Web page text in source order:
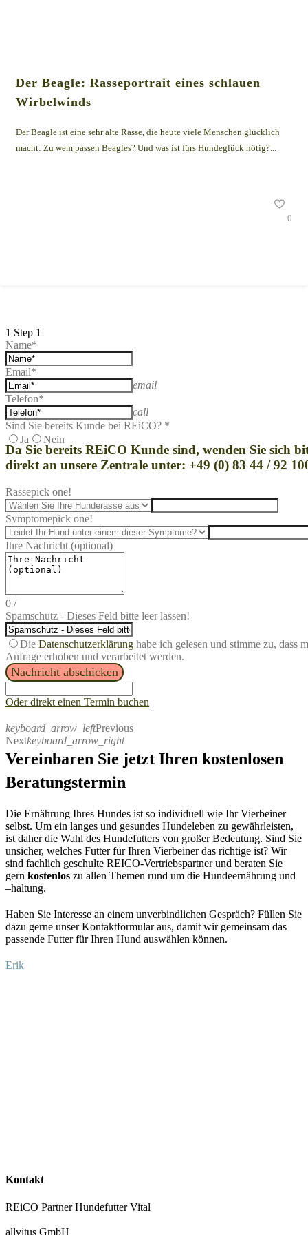
Der Beagle: Rasseportrait eines schlauen
Wirbelwinds
Der Beagle ist eine sehr alte Rasse, die heute viele Menschen glücklich
macht: Zu wem passen Beagles? Und was ist fürs Hundeglück nötig?...
0
1 Step 1
Name*
Email*
email
Telefon*
call
Sind Sie bereits Kunde bei REiCO? *
Ja
Nein
Da Sie bereits REiCO Kunde sind, wenden Sie sich
direkt an unsere Zentrale unter: +49 (0) 83 44 / 92
Rassepick one!
Symptomepick one!
Ihre Nachricht (optional)
0 /
Spamschutz - Dieses Feld bitte leer lassen!
Die Datenschutzerklärung habe ich gelesen und stimme zu, dass
Anfrage erhoben und verarbeitet werden.
Nachricht abschicken
Oder direkt einen Termin buchen
keyboard_arrow_leftPrevious
Nextkeyboard_arrow_right
Vereinbaren Sie jetzt Ihren kostenlosen
Beratungstermin
Die Ernährung Ihres Hundes ist so individuell wie Ihr Vierbeiner
selbst. Um ein langes und gesundes Hundeleben zu gewährleisten,
ist daherdie Wahl des Hundefutters von großer Bedeutung. Sind Sie
unsicher, welches Futter für Ihren Vierbeinerdas richtige ist? Wir
sind fachlich geschulte REICO-Vertriebspartnerund beraten Sie
gern kostenlos zu allen Themen rund um die Hundeernährung und
–haltung.
Haben Sie Interesse an einem unverbindlichen Gespräch? Füllen Sie
dazu gerne unser Kontaktformular aus, damit wir gemeinsam das
passende Futter für Ihren Hund auswählen können.
Erik
Kontakt
REiCO Partner Hundefutter Vital
allvitus GmbH